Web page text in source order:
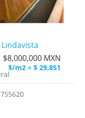
$8,000,000 MXN
$/m2 = $ 29,851